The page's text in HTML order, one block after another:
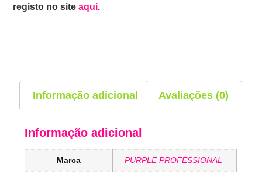
registo no siteaqui.
Informação adicional Avaliações (0)
Informação adicional
Marca PURPLE PROFESSIONAL